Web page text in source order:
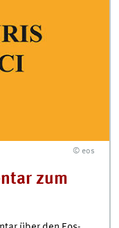
© eos
zum